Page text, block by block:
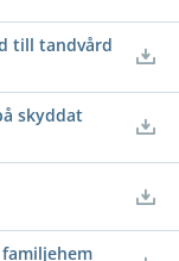
till tandvård
skyddat